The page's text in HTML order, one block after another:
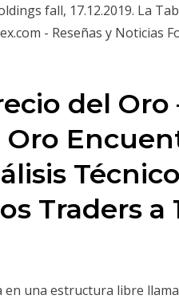
fall, 17.12.2019. La
- Reseñas y Noticias
del Oro
Oro
Traders a
una estructura libre